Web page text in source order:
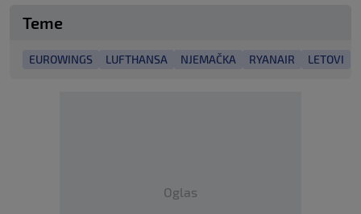
Teme
EUROWINGS LUFTHANSA NJEMAČKA RYANAIR LETOVI
Oglas